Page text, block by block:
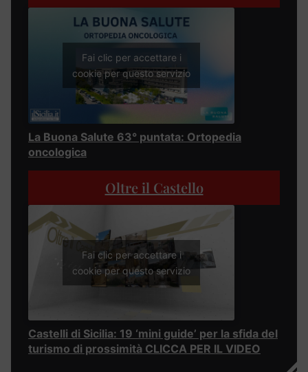
Fai clic per accettare i
cookie per questo servizio
La Buona Salute 63° puntata: Ortopedia
oncologica
Oltre il Castello
Fai clic per accettare i
cookie per questo servizio
Castelli di Sicilia: 19 ‘mini guide’ per la sfida del
turismo di prossimità CLICCA PER IL VIDEO